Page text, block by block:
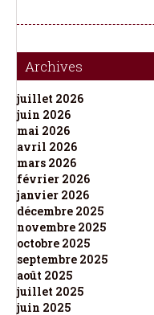
Archives
juillet 2026
juin 2026
mai 2026
avril 2026
mars 2026
février 2026
janvier 2026
décembre 2025
novembre 2025
octobre 2025
septembre 2025
août 2025
juillet 2025
juin 2025